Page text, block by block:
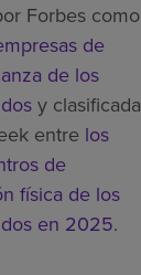
Forbes como
de
de los
y clasificada
entre los
de
física de los
en 2025.